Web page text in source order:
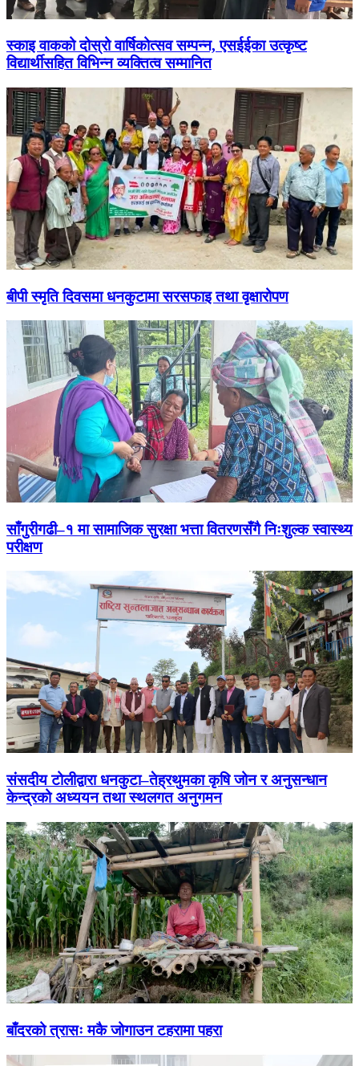
स्काइ वाकको दोस्रो वार्षिकोत्सव सम्पन्न, एसईईका उत्कृष्ट
विद्यार्थीसहित विभिन्न व्यक्तित्व सम्मानित
बीपी स्मृति दिवसमा धनकुटामा सरसफाइ तथा वृक्षारोपण
साँगुरीगढी–१ मा सामाजिक सुरक्षा भत्ता वितरणसँगै निःशुल्क स्वास्थ्य
परीक्षण
संसदीय टोलीद्वारा धनकुटा–तेह्रथुमका कृषि जोन र अनुसन्धान
केन्द्रको अध्ययन तथा स्थलगत अनुगमन
बाँदरको त्रासः मकै जोगाउन टहरामा पहरा